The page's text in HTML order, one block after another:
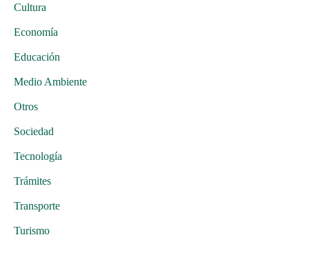
Cultura
Economía
Educación
Medio Ambiente
Otros
Sociedad
Tecnología
Trámites
Transporte
Turismo